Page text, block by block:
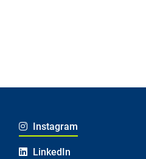
Instagram
LinkedIn